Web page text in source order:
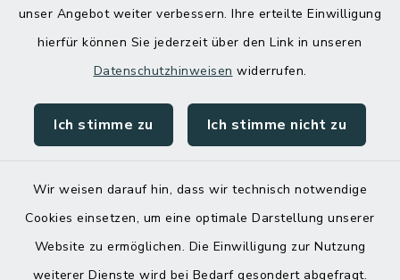
unser Angebot weiter verbessern. Ihre erteilte Einwilligung
hierfür können Sie jederzeit über den Link in unseren
Datenschutzhinweisen widerrufen.
Ich stimme zu Ich stimme nicht zu
Wir weisen darauf hin, dass wir technisch notwendige
Cookies einsetzen, um eine optimale Darstellung unserer
Website zu ermöglichen. Die Einwilligung zur Nutzung
weiterer Dienste wird bei Bedarf gesondert abgefragt.
Kontakt
Datenschutz
Impressum